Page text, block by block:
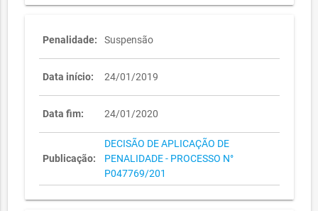
Penalidade: Suspensão
Data início: 24/01/2019
Data fim: 24/01/2020
Publicação:
DECISÃO DE APLICAÇÃO DE
PENALIDADE - PROCESSO N°
P047769/201